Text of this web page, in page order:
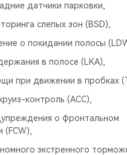
датчики парковки,
слепых зон (BSD),
о покидании полосы
в полосе (LKA),
при движении в пробках
контроль (ACC),
о фронтальном
(FCW),
экстренного